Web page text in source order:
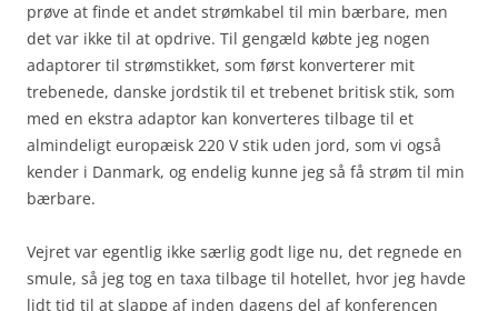
prøve at finde et andet strømkabel til min bærbare, men
det var ikke til at opdrive. Til gengæld købte jeg nogen
adaptorer til strømstikket, som først konverterer mit
trebenede, danske jordstik til et trebenet britisk stik, som
med en ekstra adaptor kan konverteres tilbage til et
almindeligt europæisk 220 V stik uden jord, som vi også
kender i Danmark, og endelig kunne jeg så få strøm til min
bærbare.
Vejret var egentlig ikke særlig godt lige nu, det regnede en
smule, så jeg tog en taxa tilbage til hotellet, hvor jeg havde
lidt tid til at slappe af inden dagens del af konferencen